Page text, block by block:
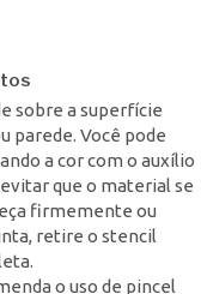
sobre a superfície
parede. Você pode
a cor com o auxílio
que o material se
firmemente ou
retire o stencil
o uso de pincel